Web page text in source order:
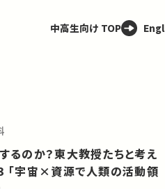
中高生向け TOP
るのか？東大教授たちと考え
宇宙×資源で人類の活動領